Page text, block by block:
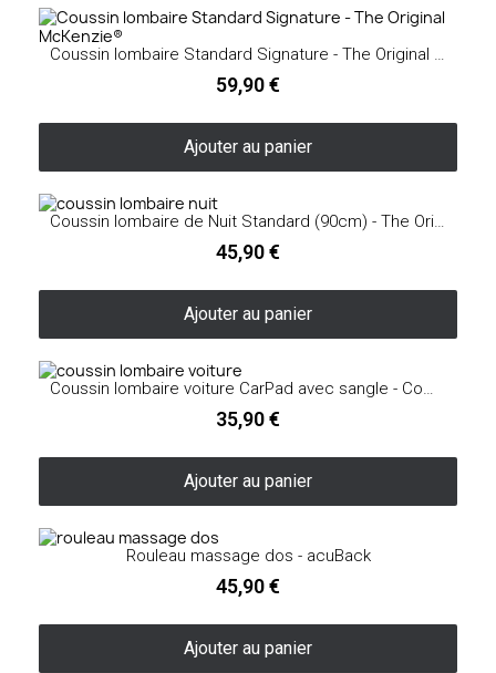
Coussin lombaire Standard Signature - The Original McKenzie®
59,90 €
Ajouter au panier
Coussin lombaire de Nuit Standard (90cm) - The Original McKenzie®
45,90 €
Ajouter au panier
Coussin lombaire voiture CarPad avec sangle - Comfortex®
35,90 €
Ajouter au panier
Rouleau massage dos - acuBack
45,90 €
Ajouter au panier